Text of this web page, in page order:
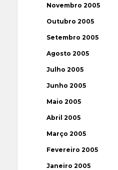
Novembro 2005
Outubro 2005
Setembro 2005
Agosto 2005
Julho 2005
Junho 2005
Maio 2005
Abril 2005
Março 2005
Fevereiro 2005
Janeiro 2005